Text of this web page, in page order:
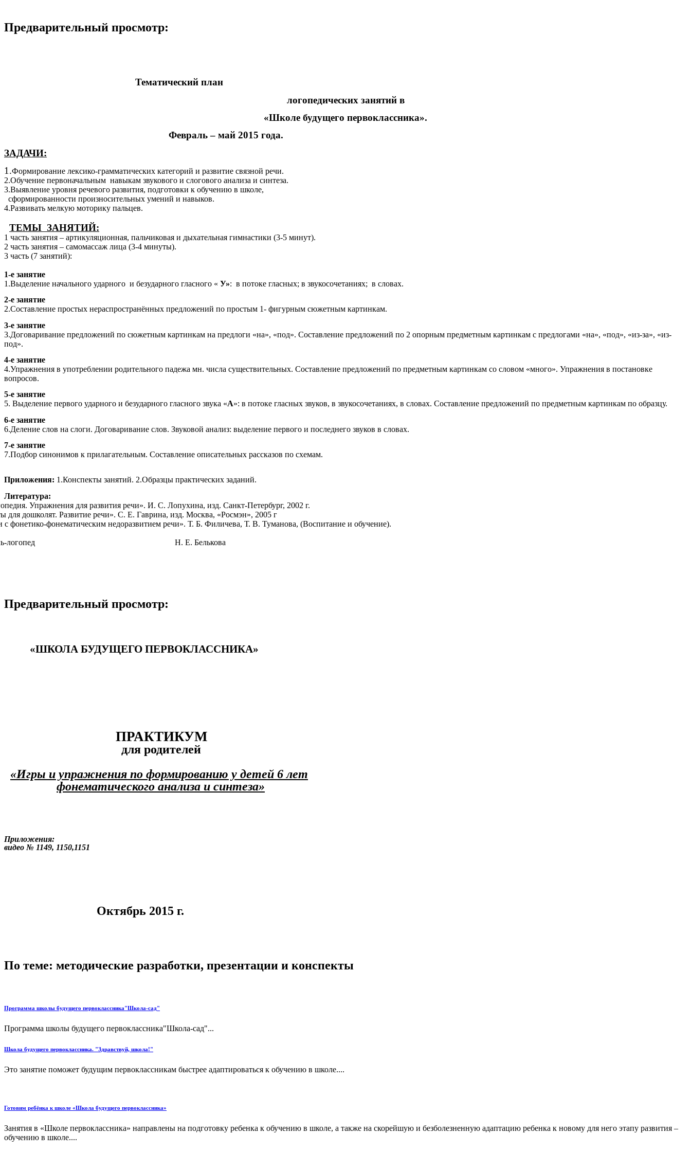
Предварительный просмотр:
Тематический план
логопедических занятий в
«Школе будущего первоклассника».
Февраль – май 2015 года.
ЗАДАЧИ:
1.Формирование лексико-грамматических категорий и развитие связной речи.
2.Обучение первоначальным навыкам звукового и слогового анализа и синтеза.
3.Выявление уровня речевого развития, подготовки к обучению в школе,
сформированности произносительных умений и навыков.
4.Развивать мелкую моторику пальцев.
ТЕМЫ ЗАНЯТИЙ:
1 часть занятия – артикуляционная, пальчиковая и дыхательная гимнастики (3-5 минут).
2 часть занятия – самомассаж лица (3-4 минуты).
3 часть (7 занятий):
1-е занятие
1.Выделение начального ударного и безударного гласного « У»: в потоке гласных; в звукосочетаниях; в словах.
2-е занятие
2.Составление простых нераспространённых предложений по простым 1- фигурным сюжетным картинкам.
3-е занятие
3.Договаривание предложений по сюжетным картинкам на предлоги «на», «под». Составление предложений по 2 опорным предметным картинкам с предлогами «на», «под», «из-за», «из-
под».
4-е занятие
4.Упражнения в употреблении родительного падежа мн. числа существительных. Составление предложений по предметным картинкам со словом «много». Упражнения в постановке
вопросов.
5-е занятие
5. Выделение первого ударного и безударного гласного звука «А»: в потоке гласных звуков, в звукосочетаниях, в словах. Составление предложений по предметным картинкам по образцу.
6-е занятие
6.Деление слов на слоги. Договаривание слов. Звуковой анализ: выделение первого и последнего звуков в словах.
7-е занятие
7.Подбор синонимов к прилагательным. Составление описательных рассказов по схемам.
Приложения: 1.Конспекты занятий. 2.Образцы практических заданий.
Литература:
Упражнения для развития речи». И. С. Лопухина, изд. Санкт-Петербург, 2002 г.
для дошколят. Развитие речи». С. Е. Гаврина, изд. Москва, «Росмэн», 2005 г
с фонетико-фонематическим недоразвитием речи». Т. Б. Филичева, Т. В. Туманова, (Воспитание и обучение).
логопед Н. Е. Белькова
Предварительный просмотр:
«ШКОЛА БУДУЩЕГО ПЕРВОКЛАССНИКА»
ПРАКТИКУМ
для родителей
«Игры и упражнения по формированию у детей 6 лет
фонематического анализа и синтеза»
Приложения:
видео № 1149, 1150,1151
Октябрь 2015 г.
По теме: методические разработки, презентации и конспекты
Программа школы будущего первоклассника"Школа-сад"
Программа школы будущего первоклассника"Школа-сад"...
Школа будущего первоклассника. "Здравствуй, школа!"
Это занятие поможет будущим первоклассникам быстрее адаптироваться к обучению в школе....
Готовим ребёнка к школе «Школа будущего первоклассника»
Занятия в «Школе первоклассника» направлены на подготовку ребенка к обучению в школе, а также на скорейшую и безболезненную адаптацию ребенка к новому для него этапу развития –
обучению в школе....